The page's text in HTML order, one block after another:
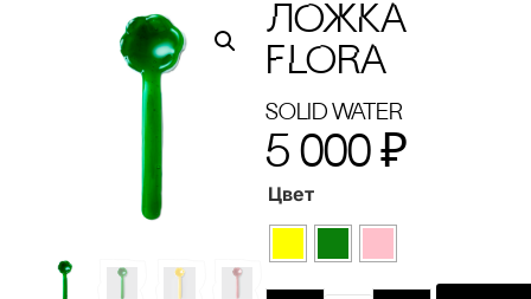
ЛОЖКА
FLORA
Solid Water
5 000 ₽
Цвет